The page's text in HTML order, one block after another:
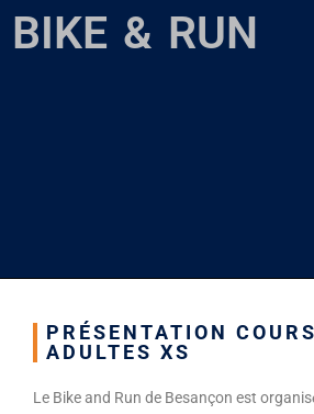
BIKE & RUN
PRÉSENTATION
ADULTES XS
Le Bike and Run de Besançon est